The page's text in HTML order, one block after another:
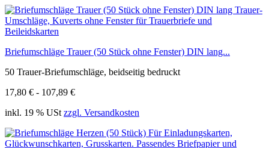
Briefumschläge Trauer (50 Stück ohne Fenster) DIN lang...
50 Trauer-Briefumschläge, beidseitig bedruckt
17,80 € - 107,89 €
inkl. 19 % USt zzgl. Versandkosten